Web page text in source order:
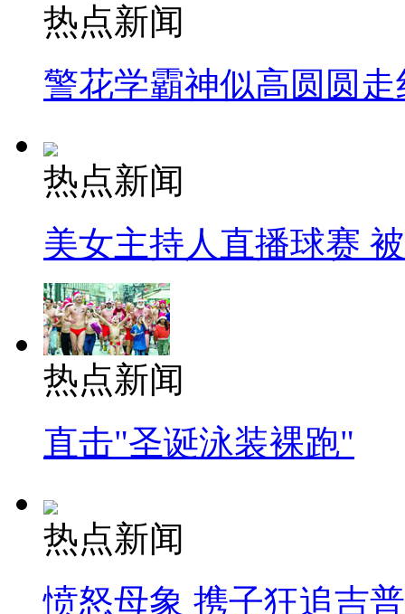
热点新闻
警花学霸神似高圆圆走
热点新闻
美女主持人直播球赛
热点新闻
直击"圣诞泳装裸跑"
热点新闻
愤怒母象 携子狂追吉